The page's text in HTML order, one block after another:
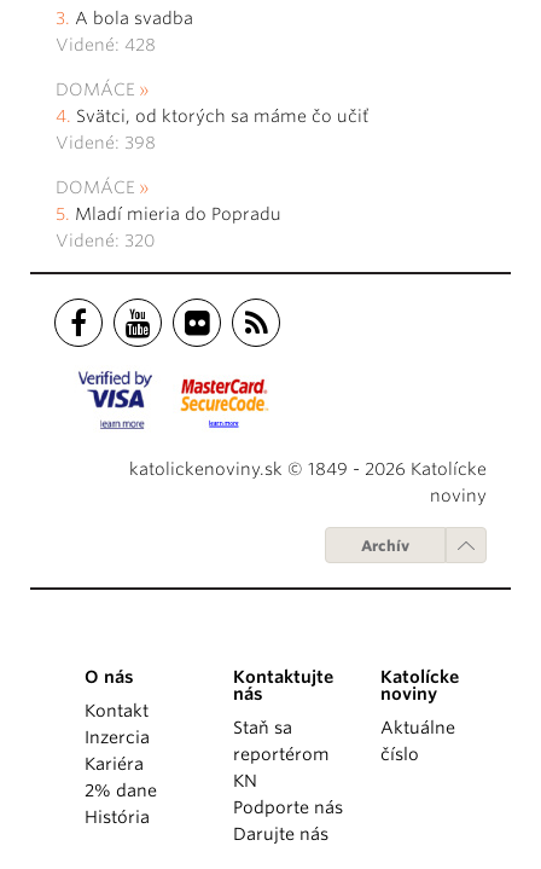
A bola svadba
Videné: 428
DOMÁCE
Svätci, od ktorých sa máme čo učiť
Videné: 398
DOMÁCE
Mladí mieria do Popradu
Videné: 320
katolickenoviny.sk © 1849 - 2026 Katolícke
noviny
Archív
O nás
Kontakt
Inzercia
Kariéra
2% dane
História
Kontaktujte
nás
Staň sa
reportérom
KN
Podporte nás
Darujte nás
Katolícke
noviny
Aktuálne
číslo